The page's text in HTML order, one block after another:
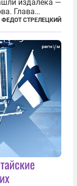
издалека —
Глава
программ
он это тем,
ФЕДОТ СТРЕЛЕЦКИЙ